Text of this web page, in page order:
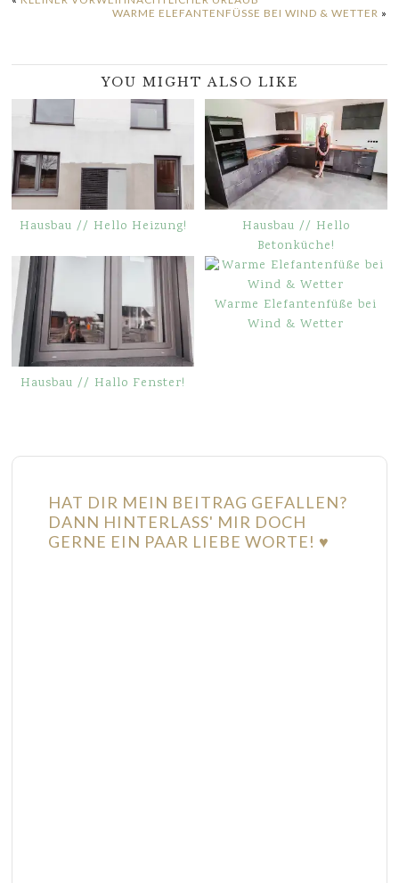
WARME ELEFANTENFÜSSE BEI WIND & WETTER
»
YOU MIGHT ALSO LIKE
Hausbau // Hello Heizung!
Hausbau // Hello
Betonküche!
Hausbau // Hallo Fenster!
Warme Elefantenfüße bei
Wind & Wetter
HAT DIR MEIN BEITRAG GEFALLEN?
DANN HINTERLASS' MIR DOCH
GERNE EIN PAAR LIEBE WORTE! ♥